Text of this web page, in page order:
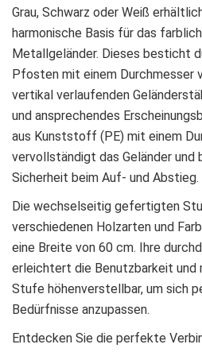
Grau, Schwarz oder Weiß
harmonische Basis für das
Metallgeländer. Dieses besticht
Pfosten mit einem Durchmesser
vertikal verlaufenden
und ansprechendes
aus Kunststoff (PE) mit einem
vervollständigt das Geländer
Sicherheit beim Auf- und Abstieg.
Die wechselseitig gefertigten
verschiedenen Holzarten und
eine Breite von 60 cm. Ihre
erleichtert die Benutzbarkeit und
Stufe höhenverstellbar, um sich
Bedürfnisse anzupassen.
Entdecken Sie die perfekte